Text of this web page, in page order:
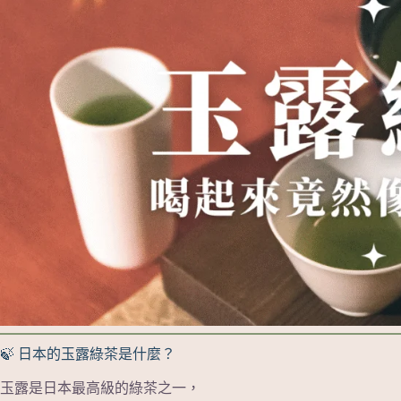
🍃 日本的玉露綠茶是什麼？
玉露是日本最高級的綠茶之一，